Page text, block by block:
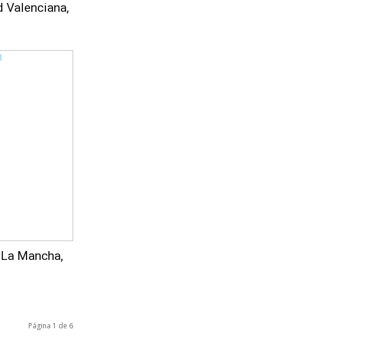
Valenciana,
Mancha,
Página 1 de 6